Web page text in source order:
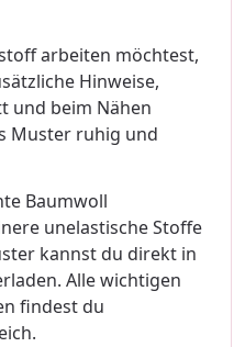
arbeiten möchtest,
Hinweise,
und beim Nähen
Muster ruhig und
Baumwoll
unelastische Stoffe
kannst du direkt in
Alle wichtigen
findest du